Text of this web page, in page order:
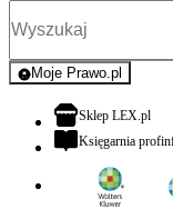
Moje Prawo.pl
- rejestracja i
Sklep LEX.pl
Księgarnia